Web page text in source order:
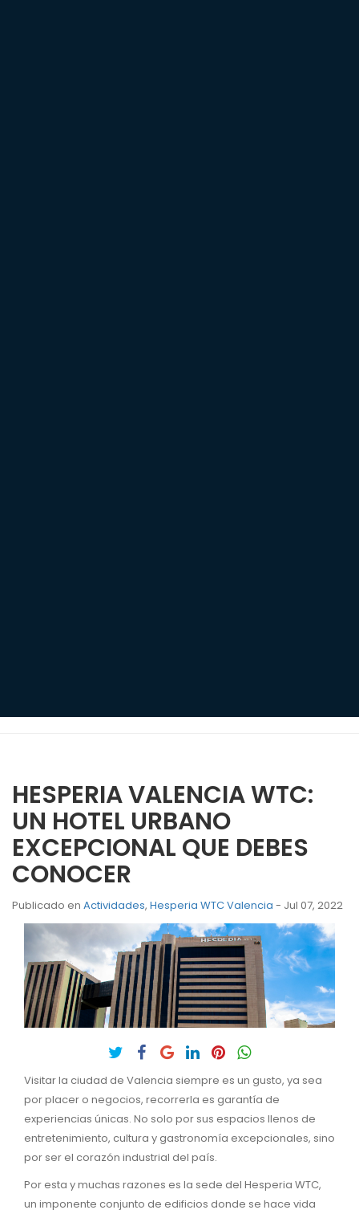
HESPERIA VALENCIA WTC:
UN HOTEL URBANO
EXCEPCIONAL QUE DEBES
CONOCER
Publicado en Actividades, Hesperia WTC Valencia - Jul 07, 2022
Visitar la ciudad de Valencia siempre es un gusto, ya sea
por placer o negocios, recorrerla es garantía de
experiencias únicas. No solo por sus espacios llenos de
entretenimiento, cultura y gastronomía excepcionales, sino
por ser el corazón industrial del país.
Por esta y muchas razones es la sede del Hesperia WTC,
un imponente conjunto de edificios donde se hace vida